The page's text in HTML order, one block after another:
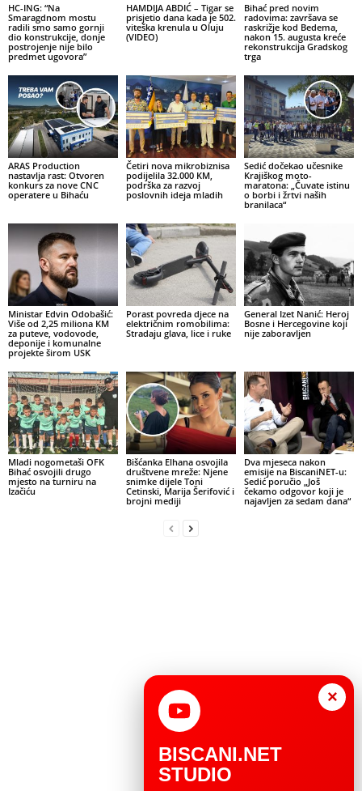
HC-ING: “Na
Smaragdnom mostu
radili smo samo gornji
dio konstrukcije, donje
postrojenje nije bilo
predmet ugovora”
HAMDIJA ABDIĆ – Tigar se
prisjetio dana kada je 502.
viteška krenula u Oluju
(VIDEO)
Bihać pred novim
radovima: završava se
raskrižje kod Bedema,
nakon 15. augusta kreće
rekonstrukcija Gradskog
trga
ARAS Production
nastavlja rast: Otvoren
konkurs za nove CNC
operatere u Bihaću
Četiri nova mikrobiznisa
podijelila 32.000 KM,
podrška za razvoj
poslovnih ideja mladih
Sedić dočekao učesnike
Krajiškog moto-
maratona: „Čuvate istinu
o borbi i žrtvi naših
branilaca“
Ministar Edvin Odobašić:
Više od 2,25 miliona KM
za puteve, vodovode,
deponije i komunalne
projekte širom USK
Porast povreda djece na
električnim romobilima:
Stradaju glava, lice i ruke
General Izet Nanić: Heroj
Bosne i Hercegovine koji
nije zaboravljen
Mladi nogometaši OFK
Bihać osvojili drugo
mjesto na turniru na
Izačiću
Bišćanka Elhana osvojila
društvene mreže: Njene
snimke dijele Toni
Cetinski, Marija Šerifović i
brojni mediji
Dva mjeseca nakon
emisije na BiscaniNET-u:
Sedić poručio „Još
čekamo odgovor koji je
najavljen za sedam dana“
×
BISCANI.NET
STUDIO